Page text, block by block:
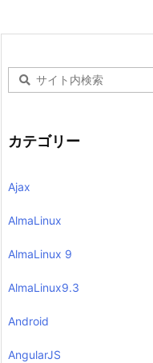
カテゴリー
Ajax
AlmaLinux
AlmaLinux 9
AlmaLinux9.3
Android
AngularJS